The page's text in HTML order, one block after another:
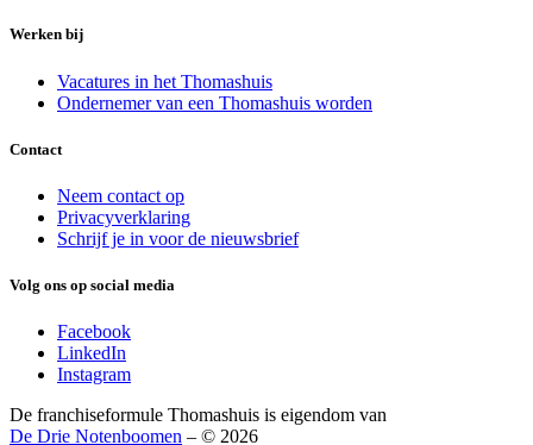
Werken bij
Vacatures in het Thomashuis
Ondernemer van een Thomashuis worden
Contact
Neem contact op
Privacyverklaring
Schrijf je in voor de nieuwsbrief
Volg ons op social media
Facebook
LinkedIn
Instagram
De franchiseformule Thomashuis is eigendom van
De Drie Notenboomen – © 2026